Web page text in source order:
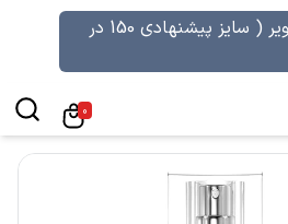
محل قرارگیری تصویر ( سایز پیشنهادی 150 در
0